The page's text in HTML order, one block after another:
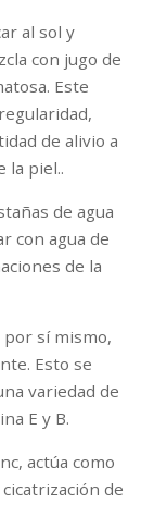
al sol y
con jugo de
Este
de alivio a
la piel..
de agua
con agua de
de la
por sí mismo,
Esto se
variedad de
E y B.
actúa como
de